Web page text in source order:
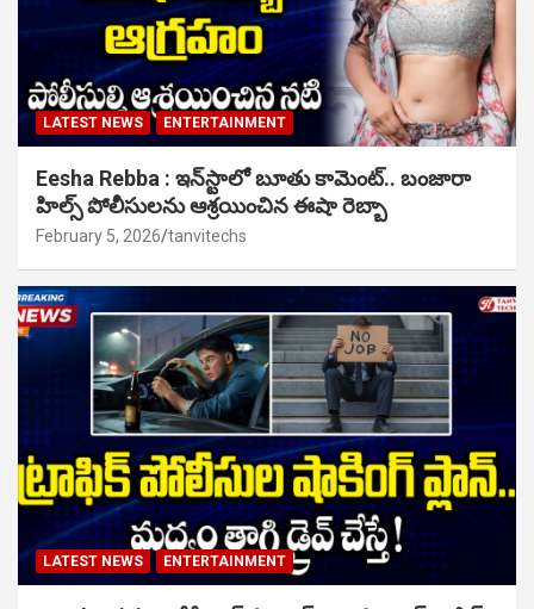
LATEST NEWS ENTERTAINMENT
Eesha Rebba : ఇన్‌స్టాలో బూతు కామెంట్.. బంజారా
హిల్స్ పోలీసులను ఆశ్రయించిన ఈషా రెబ్బా
February 5, 2026 tanvitechs
LATEST NEWS ENTERTAINMENT